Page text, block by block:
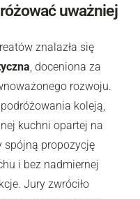
uważniej
znalazła się
, doceniona za
rozwoju.
koleją,
kuchni opartej na
spójną propozycję
i bez nadmiernej
Jury zwróciło